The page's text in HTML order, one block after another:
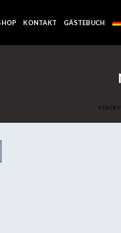
KONTAKT GÄSTEBUCH